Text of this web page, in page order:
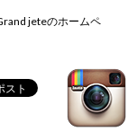
jeteのホームペ